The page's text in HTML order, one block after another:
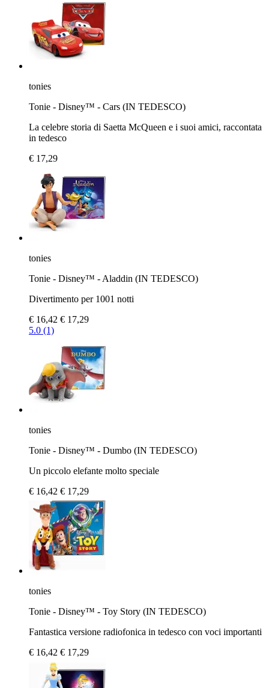
tonies
Tonie - Disney™ - Cars (IN TEDESCO)
La celebre storia di Saetta McQueen e i suoi amici, raccontata
in tedesco
€ 17,29
tonies
Tonie - Disney™ - Aladdin (IN TEDESCO)
Divertimento per 1001 notti
€ 16,42 € 17,29
5.0 (1)
tonies
Tonie - Disney™ - Dumbo (IN TEDESCO)
Un piccolo elefante molto speciale
€ 16,42 € 17,29
tonies
Tonie - Disney™ - Toy Story (IN TEDESCO)
Fantastica versione radiofonica in tedesco con voci importanti
€ 16,42 € 17,29